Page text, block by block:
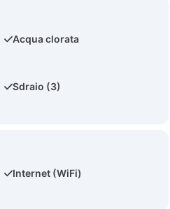
Acqua clorata
Sdraio (3)
Internet (WiFi)